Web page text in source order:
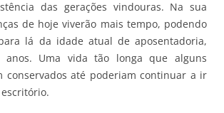
das gerações vindouras. Na sua
de hoje viverão mais tempo, podendo
lá da idade atual de aposentadoria,
anos. Uma vida tão longa que alguns
conservados até poderiam continuar a ir